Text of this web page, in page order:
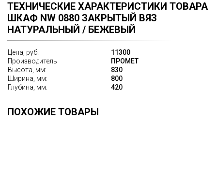
ТЕХНИЧЕСКИЕ ХАРАКТЕРИСТИКИ ТОВАРА
ШКАФ NW 0880 ЗАКРЫТЫЙ ВЯЗ
НАТУРАЛЬНЫЙ / БЕЖЕВЫЙ
Цена, руб.
11300
Производитель
ПРОМЕТ
Высота, мм:
830
Ширина, мм:
800
Глубина, мм:
420
ПОХОЖИЕ ТОВАРЫ